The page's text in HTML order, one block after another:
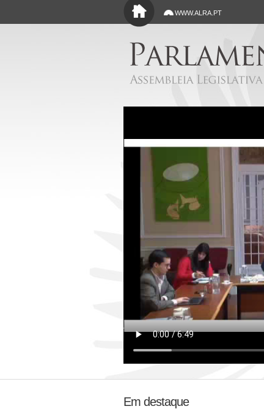
Saltar para o conteúdo principal
WWW.ALRA.PT
Em destaque